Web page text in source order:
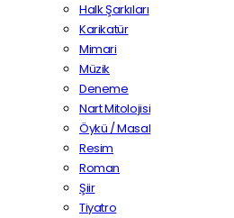
Halk Şarkıları
Karikatür
Mimari
Müzik
Deneme
Nart Mitolojisi
Öykü / Masal
Resim
Roman
Şiir
Tiyatro